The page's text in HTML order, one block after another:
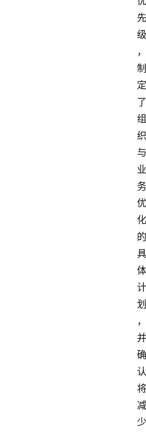
先
级
，
制
定
了
组
织
与
业
务
优
化
的
具
体
计
划
，
并
确
认
将
减
少